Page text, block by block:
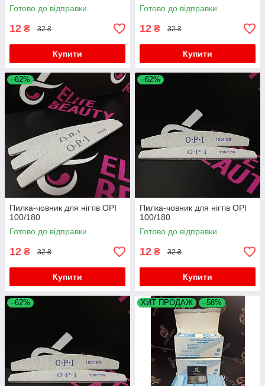
Готово до відправки
12 ₴ 32 ₴
Купити
Готово до відправки
12 ₴ 32 ₴
Купити
–62%
Пилка-човник для нігтів OPI
100/180
Готово до відправки
12 ₴ 32 ₴
Купити
–62%
Пилка-човник для нігтів OPI
100/180
Готово до відправки
12 ₴ 32 ₴
Купити
–62% ХИТ ПРОДАЖ –58%